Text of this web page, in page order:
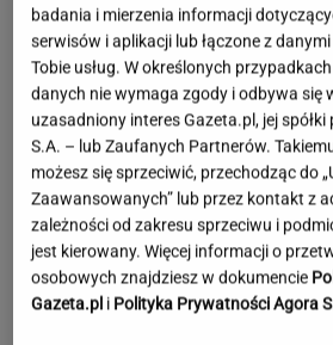
Szokujące nagranie z
zwariowali"
badania i mierzenia informacji
serwisów i aplikacji lub łączone z
Tobie usług. W określonych
danych nie wymaga zgody i odbywa się
uzasadniony interes Gazeta.pl, jej
S.A. – lub Zaufanych Partnerów.
możesz się sprzeciwić, przechodząc do
Zaawansowanych” lub przez kontakt z
zależności od zakresu sprzeciwu i
jest kierowany. Więcej informacji o
osobowych znajdziesz w dokumencie
Gazeta.pl i Polityka Prywatności Agora